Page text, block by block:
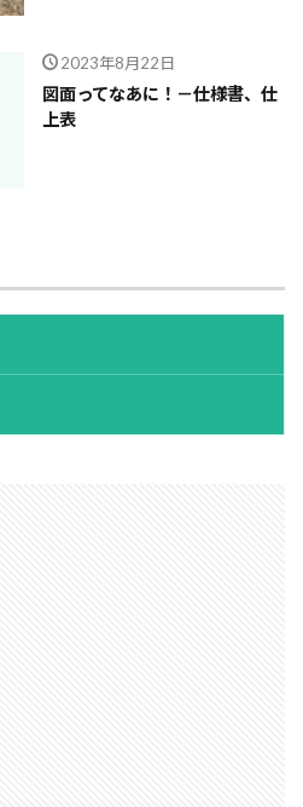
2023年8月22日
図面ってなあに！－仕様書、仕
上表